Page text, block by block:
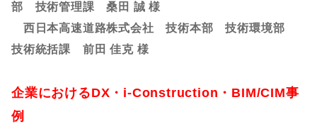
部 技術管理課 桑田 誠 様
西日本高速道路株式会社 技術本部 技術環境部
技術統括課 前田 佳克 様
企業におけるDX・i-Construction・BIM/CIM事
例